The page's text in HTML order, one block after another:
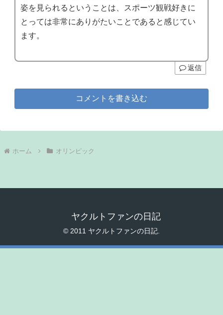
姿を見られるということは、スポーツ観戦好きに
とっては非常にありがたいことであると感じてい
ます。
返信
コメントを書き込む
ホーム オリンピック
ヤクルトファンの日記
© 2011 ヤクルトファンの日記.